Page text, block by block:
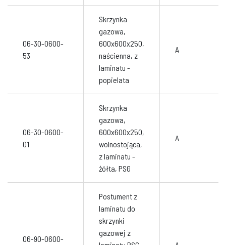
06-30-0600-
53
Skrzynka
gazowa,
600x600x250,
naścienna, z
laminatu -
popielata
A
06-30-0600-
01
Skrzynka
gazowa,
600x600x250,
wolnostojąca,
z laminatu -
żółta, PSG
A
06-90-0600-
Postument z
laminatu do
skrzynki
gazowej z